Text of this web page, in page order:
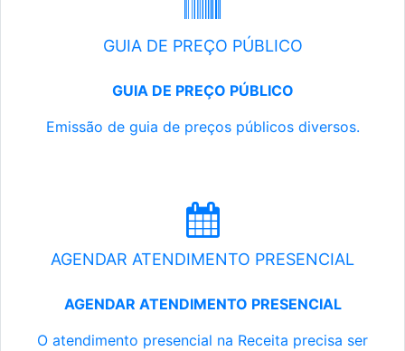
GUIA DE PREÇO PÚBLICO
GUIA DE PREÇO PÚBLICO
Emissão de guia de preços públicos diversos.
AGENDAR ATENDIMENTO PRESENCIAL
AGENDAR ATENDIMENTO PRESENCIAL
O atendimento presencial na Receita precisa ser